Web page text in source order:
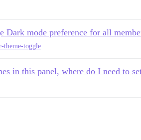
Dark mode preference for all
theme-toggle
in this panel, where do I need to